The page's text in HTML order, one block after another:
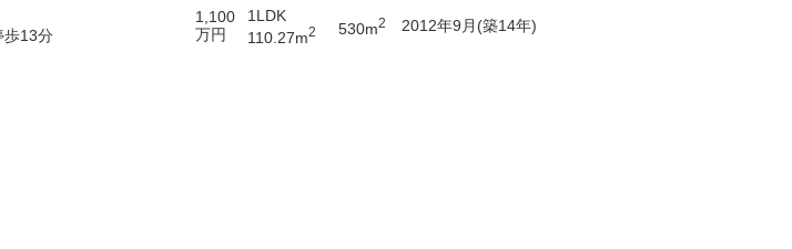
歩13分
1,100
万円
1LDK
110.27m2 530m2 2012年9月(築14年)